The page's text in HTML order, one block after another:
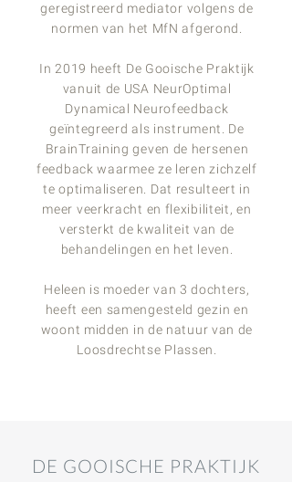
DE GOOISCHE PRAKTIJK
geregistreerd mediator volgens de
normen van het MfN afgerond.
In 2019 heeft De Gooische Praktijk
vanuit de USA NeurOptimal
Dynamical Neurofeedback
geïntegreerd als instrument. De
BrainTraining geven de hersenen
feedback waarmee ze leren zichzelf
te optimaliseren. Dat resulteert in
meer veerkracht en flexibiliteit, en
versterkt de kwaliteit van de
behandelingen en het leven.
Heleen is moeder van 3 dochters,
heeft een samengesteld gezin en
woont midden in de natuur van de
Loosdrechtse Plassen.